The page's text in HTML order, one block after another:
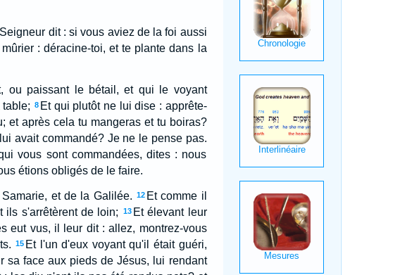
dit : si vous aviez de la foi aussi
: déracine-toi, et te plante dans la
ou paissant le bétail, et qui le voyant
8 Et qui plutôt ne lui dise : apprête-
et après cela tu mangeras et tu boiras?
avait commandé? Je ne le pense pas.
vous sont commandées, dites : nous
étions obligés de le faire.
et de la Galilée. 12 Et comme il
ils s'arrêtèrent de loin;
13 Et élevant leur
eut vus, il leur dit : allez, montrez-vous
15 Et l'un d'eux voyant qu'il était guéri,
sa face aux pieds de Jésus, lui rendant